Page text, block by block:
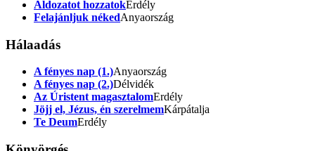
Áldozatot hozzatokErdély
Felajánljuk nékedAnyaország
Hálaadás
A fényes nap (1.)Anyaország
A fényes nap (2.)Délvidék
Az Úristent magasztalomErdély
Jöjj el, Jézus, én szerelmemKárpátalja
Te DeumErdély